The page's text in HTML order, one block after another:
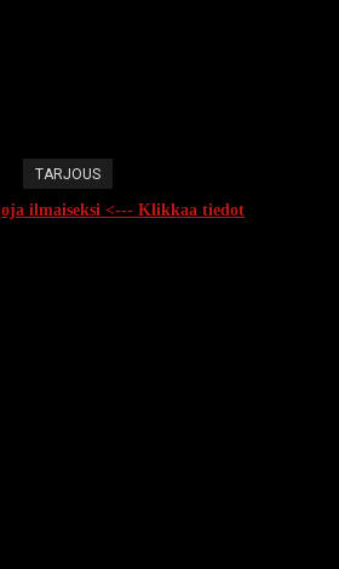
TARJOUS
ilmaiseksi <--- Klikkaa tiedot